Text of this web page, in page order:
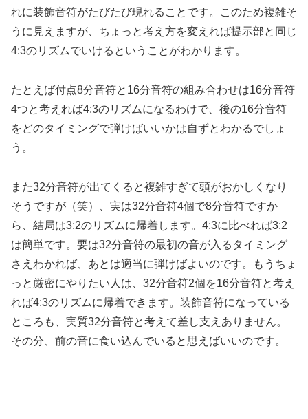
れに装飾音符がたびたび現れることです。このため複雑そ
うに見えますが、ちょっと考え方を変えれば提示部と同じ
4:3のリズムでいけるということがわかります。
たとえば付点8分音符と16分音符の組み合わせは16分音符
4つと考えれば4:3のリズムになるわけで、後の16分音符
をどのタイミングで弾けばいいかは自ずとわかるでしょ
う。
また32分音符が出てくると複雑すぎて頭がおかしくなり
そうですが（笑）、実は32分音符4個で8分音符ですか
ら、結局は3:2のリズムに帰着します。4:3に比べれば3:2
は簡単です。要は32分音符の最初の音が入るタイミング
さえわかれば、あとは適当に弾けばよいのです。もうちょ
っと厳密にやりたい人は、32分音符2個を16分音符と考え
れば4:3のリズムに帰着できます。装飾音符になっている
ところも、実質32分音符と考えて差し支えありません。
その分、前の音に食い込んでいると思えばいいのです。